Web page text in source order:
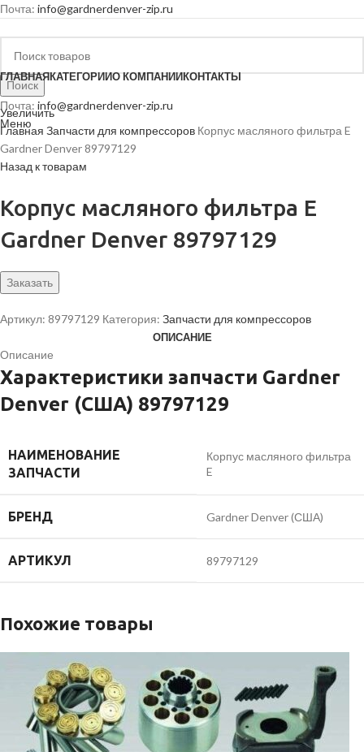
Почта: info@gardnerdenver-zip.ru
Поиск
Почта: info@gardnerdenver-zip.ru
Меню
ГЛАВНАЯКАТЕГОРИИО КОМПАНИИКОНТАКТЫ
Увеличить
Главная Запчасти для компрессоров Корпус масляного фильтра E
Gardner Denver 89797129
Назад к товарам
Корпус масляного фильтра E
Gardner Denver 89797129
Заказать
Артикул: 89797129 Категория: Запчасти для компрессоров
ОПИСАНИЕ
Описание
Характеристики запчасти Gardner
Denver (США) 89797129
НАИМЕНОВАНИЕ
ЗАПЧАСТИ
Корпус масляного фильтра
E
БРЕНД Gardner Denver (США)
АРТИКУЛ 89797129
Похожие товары